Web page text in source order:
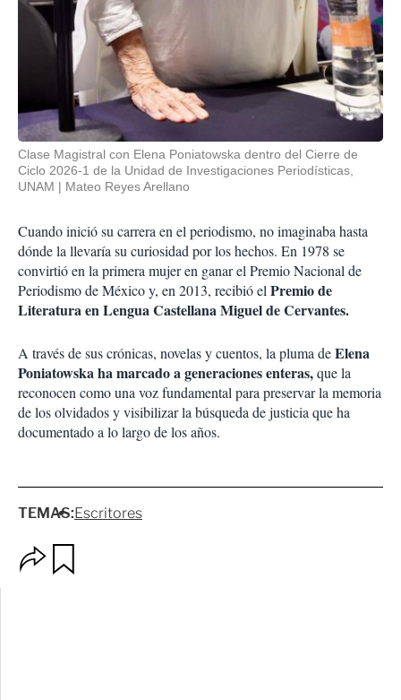
Clase Magistral con Elena Poniatowska dentro del Cierre de
Ciclo 2026-1 de la Unidad de Investigaciones Periodísticas,
UNAM
Mateo Reyes Arellano
Cuando inició su carrera en el periodismo, no imaginaba hasta
dónde la llevaría su curiosidad por los hechos. En 1978 se
convirtió en la primera mujer en ganar el Premio Nacional de
Periodismo de México y, en 2013, recibió el Premio de
Literatura en Lengua Castellana Miguel de Cervantes.
A través de sus crónicas, novelas y cuentos, la pluma deElena
Poniatowska ha marcado a generaciones enteras,que la
reconocen como una voz fundamental para preservar la memoria
de los olvidados y visibilizar la búsqueda de justicia que ha
documentado a lo largo de los años.
TEMAS:Escritores
p